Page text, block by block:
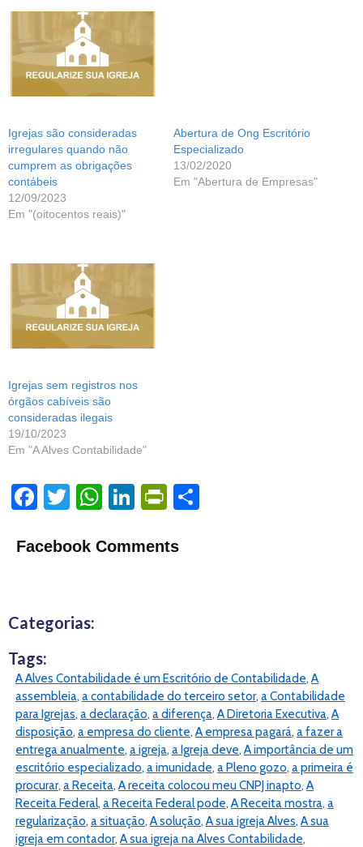
Igrejas são consideradas
irregulares quando não
cumprem as obrigações
contábeis
12/09/2023
Em "(oitocentos reais)"
Abertura de Ong Escritório
Especializado
13/02/2020
Em "Abertura de Empresas"
Igrejas sem registros nos
órgãos cabíveis são
consideradas ilegais
19/10/2023
Em "A Alves Contabilidade"
F
c
o
o
k
T
itt
W
at
Li
k
P
nt
y
Facebook Comments
Categorias:
Tags:
A Alves Contabilidade é um Escritório de Contabilidade,A
assembleia, a contabilidade do terceiro setor, a Contabilidade
para Igrejas, a declaração, a diferença,A Diretoria Executiva,A
disposição, a empresa do cliente,A empresa pagará, a fazer a
entrega anualmente, a igreja, a Igreja deve,A importância de um
escritório especializado, a imunidade, a Pleno gozo, a primeira é
procurar, a Receita,A receita colocou meu CNPJ inapto,A
Receita Federal, a Receita Federal pode,A Receita mostra, a
regularização, a situação,A solução,A sua igreja Alves,A sua
igreja em contador,A sua igreja na Alves Contabilidade,